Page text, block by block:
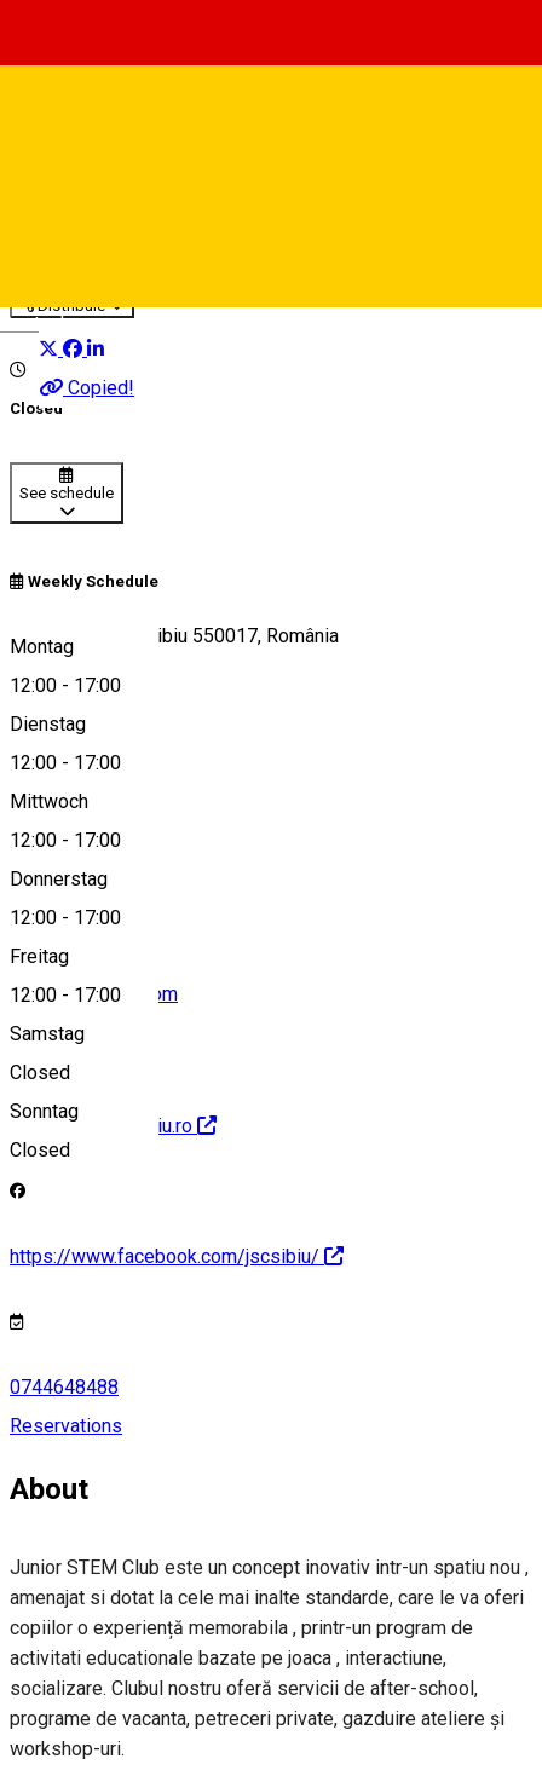
Deutsch
Distribuie
Copied!
Closed
See schedule
Weekly Schedule
Montag
12:00 - 17:00
Dienstag
12:00 - 17:00
Mittwoch
12:00 - 17:00
Donnerstag
12:00 - 17:00
Freitag
12:00 - 17:00
Samstag
Closed
Sonntag
Closed
Strada Lungă 9, Sibiu 550017, România
View on map
jscsibiu@gmail.com
http://www.jscsibiu.ro
https://www.facebook.com/jscsibiu/
0744648488
Reservations
About
Junior STEM Club este un concept inovativ intr-un spatiu nou ,
amenajat si dotat la cele mai inalte standarde, care le va oferi
copiilor o experiență memorabila , printr-un program de
activitati educationale bazate pe joaca , interactiune,
socializare. Clubul nostru oferă servicii de after-school,
programe de vacanta, petreceri private, gazduire ateliere și
workshop-uri.